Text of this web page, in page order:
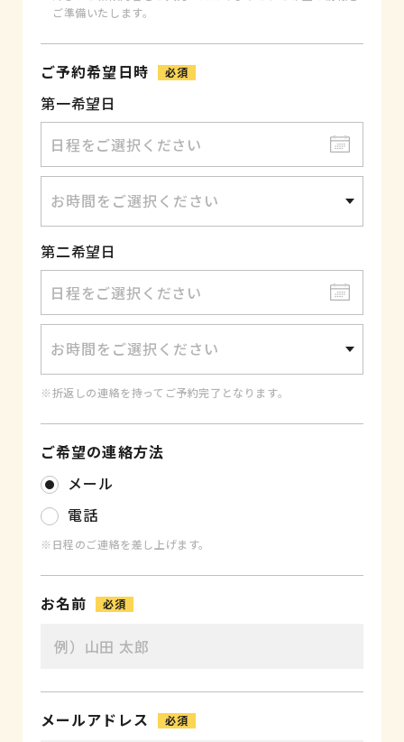
ご準備いたします。
ご予約希望日時 必須
第一希望日
第二希望日
※折返しの連絡を持ってご予約完了となります。
ご希望の連絡方法
メール
電話
※日程のご連絡を差し上げます。
お名前 必須
メールアドレス 必須